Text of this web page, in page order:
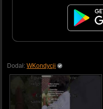
Dodał: WKondycji